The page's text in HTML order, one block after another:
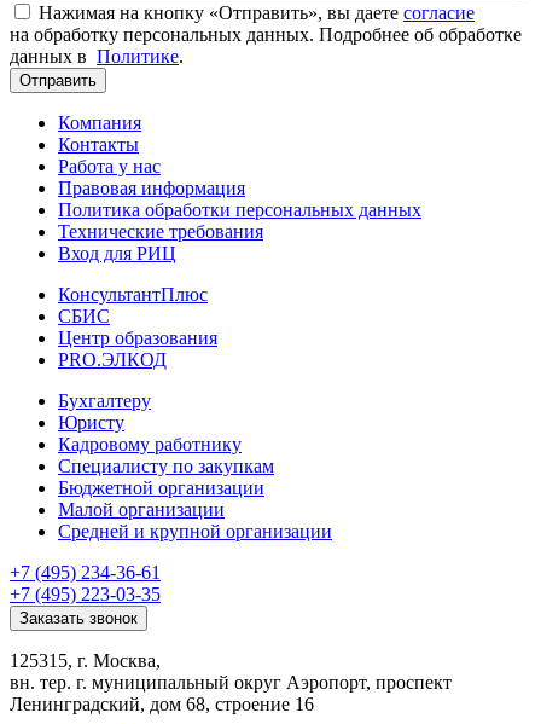
Нажимая на кнопку «Отправить», вы даете согласие
на обработку персональных данных. Подробнее об обработке
данных в Политике.
Отправить
Компания
Контакты
Работа у нас
Правовая информация
Политика обработки персональных данных
Технические требования
Вход для РИЦ
КонсультантПлюс
СБИС
Центр образования
PRO.ЭЛКОД
Бухгалтеру
Юристу
Кадровому работнику
Специалисту по закупкам
Бюджетной организации
Малой организации
Средней и крупной организации
+7 (495) 234-36-61
+7 (495) 223-03-35
Заказать звонок
125315, г. Москва,
вн. тер. г. муниципальный округ Аэропорт, проспект
Ленинградский, дом 68, строение 16